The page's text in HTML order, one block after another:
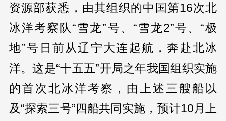
资源部获悉，由其组织的中国第16次北
冰洋考察队“雪龙”号、“雪龙2”号、“极
地”号日前从辽宁大连起航，奔赴北冰
洋。这是“十五五”开局之年我国组织实施
的首次北冰洋考察，由上述三艘船以
及“探索三号”四船共同实施，预计10月上